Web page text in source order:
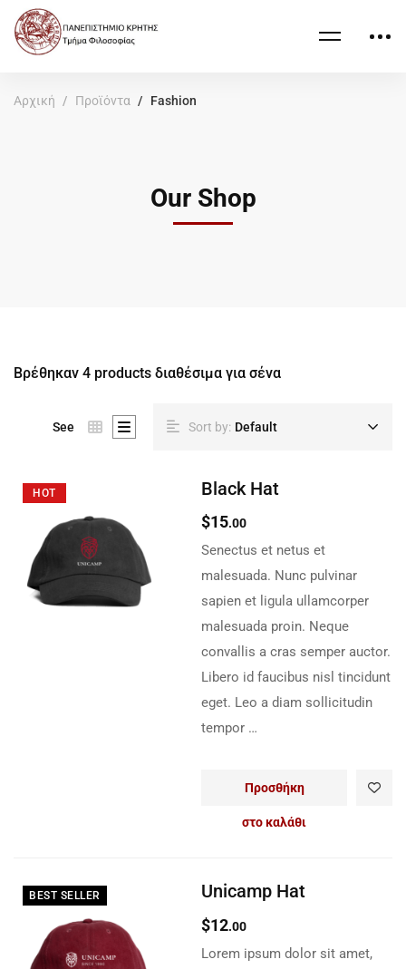
Αρχική Προϊόντα Fashion
Our Shop
Βρέθηκαν 4 products διαθέσιμα για σένα
See Sort by: Default
HOT Black Hat
$15.00
Senectus et netus et
malesuada. Nunc pulvinar
sapien et ligula ullamcorper
malesuada proin. Neque
convallis a cras semper auctor.
Libero id faucibus nisl tincidunt
eget. Leo a diam sollicitudin
tempor …
Προσθήκη
στο καλάθι
BEST SELLER Unicamp Hat
$12.00
Lorem ipsum dolor sit amet,